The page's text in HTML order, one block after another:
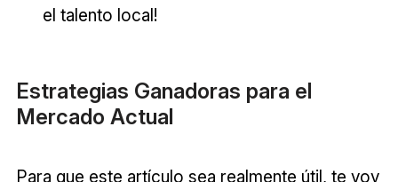
el talento local!
Estrategias Ganadoras para el
Mercado Actual
Para que este artículo sea realmente útil, te voy